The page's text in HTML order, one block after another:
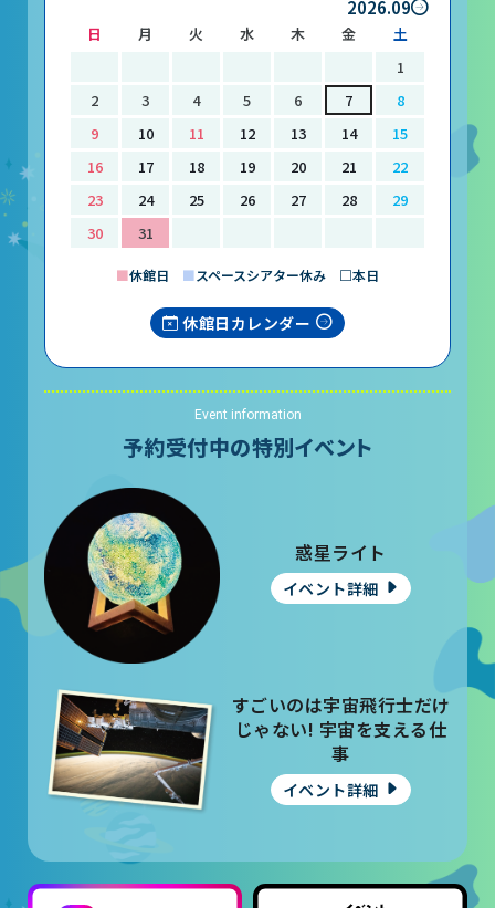
2026.09
日 月 火 水 木 金
土
1
2
3 4 5 6 7
8
9
10 11 12 13 14
15
16
17 18 19 20 21
22
23
24 25 26 27 28
29
30
31
■休館日 ■スペースシアター休み □本日
休館日カレンダー
Event information
予約受付中の特別イベント
惑星ライト
イベント詳細
すごいのは宇宙飛行士だけ
じゃない! 宇宙を支える仕
事
イベント詳細